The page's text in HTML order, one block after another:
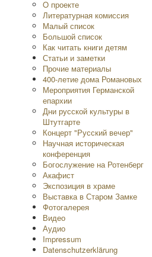
O проекте
Литературная комиссия
Малый список
Большой список
Как читать книги детям
Статьи и заметки
Прочие материалы
400-летие дома Романовых
Мероприятия Германской
епархии
Дни русской культуры в
Штутгарте
Концерт "Русский вечер"
Научная историческая
конференция
Богослужение на Ротенберг
Акафист
Экспозиция в храме
Выставка в Старом Замке
Фотогалерея
Видео
Аудио
Impressum
Datenschutzerklärung